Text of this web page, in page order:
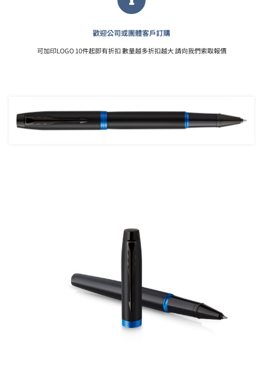
歡迎公司或團體客戶訂購
可加印LOGO 10件起即有折扣 數量越多折扣越大 請向我們索取報價